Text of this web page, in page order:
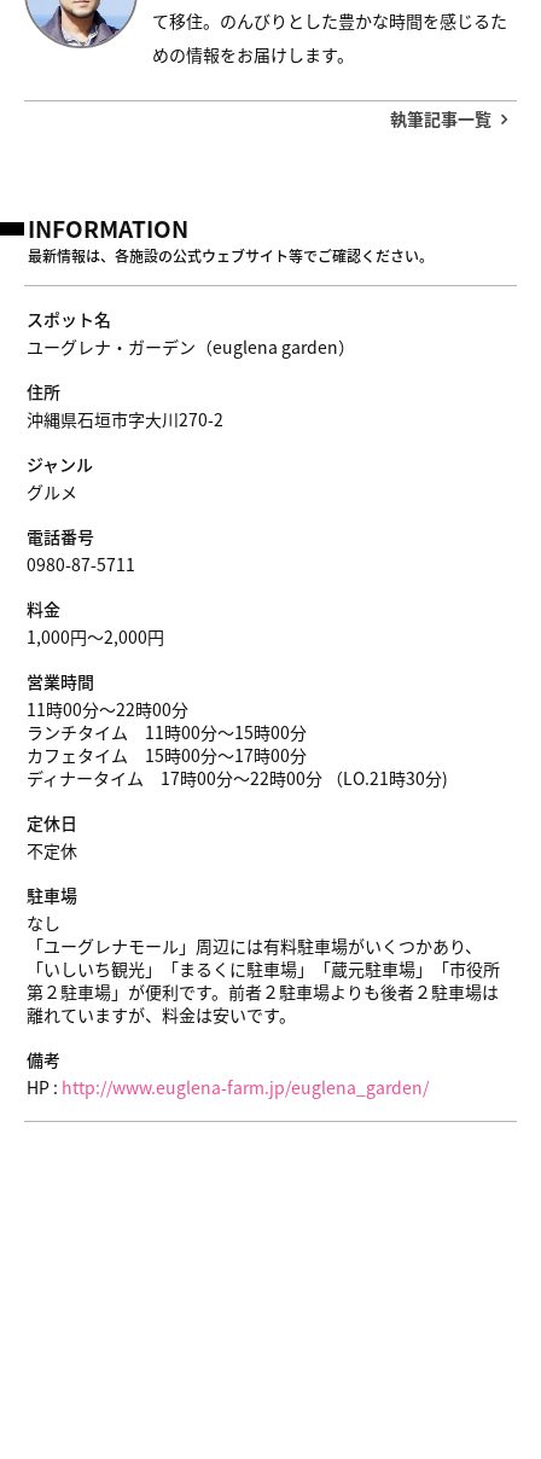
て移住。のんびりとした豊かな時間を感じるた
めの情報をお届けします。
執筆記事一覧
INFORMATION
最新情報は、各施設の公式ウェブサイト等でご確認ください。
スポット名
ユーグレナ・ガーデン（euglena garden）
住所
沖縄県石垣市字大川270-2
ジャンル
グルメ
電話番号
0980-87-5711
料金
1,000円～2,000円
営業時間
11時00分〜22時00分
ランチタイム 11時00分～15時00分
カフェタイム 15時00分～17時00分
ディナータイム 17時00分～22時00分 （LO.21時30分)
定休日
不定休
駐車場
なし
「ユーグレナモール」周辺には有料駐車場がいくつかあり、
「いしいち観光」「まるくに駐車場」「蔵元駐車場」「市役所
第２駐車場」が便利です。前者２駐車場よりも後者２駐車場は
離れていますが、料金は安いです。
備考
HP : http://www.euglena-farm.jp/euglena_garden/